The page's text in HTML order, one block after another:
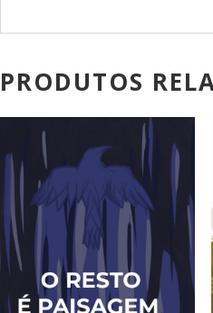
PRODUTOS
PROMOÇÃO!